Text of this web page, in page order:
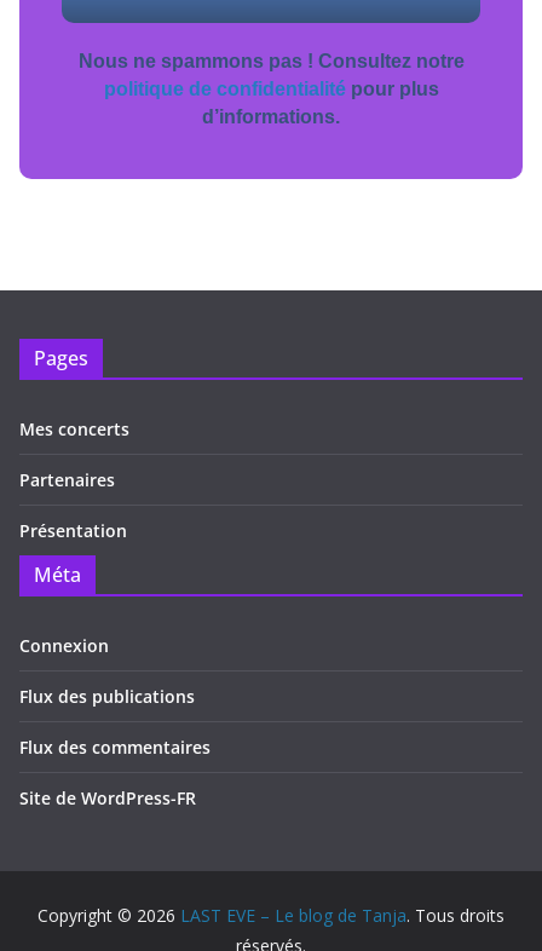
Nous ne spammons pas ! Consultez notre
politique de confidentialitépour plus
d’informations.
Pages
Mes concerts
Partenaires
Présentation
Méta
Connexion
Flux des publications
Flux des commentaires
Site de WordPress-FR
Copyright © 2026 LAST EVE – Le blog de Tanja. Tous droits
réservés.